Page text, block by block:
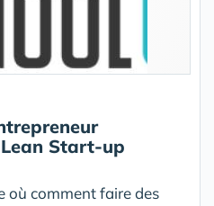
Start-up
où comment faire des